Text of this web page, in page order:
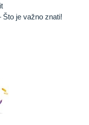
Što je važno znati!